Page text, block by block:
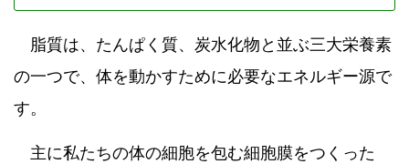
脂質は、たんぱく質、炭水化物と並ぶ三大栄養素
の一つで、体を動かすために必要なエネルギー源で
す。
主に私たちの体の細胞を包む細胞膜をつくった